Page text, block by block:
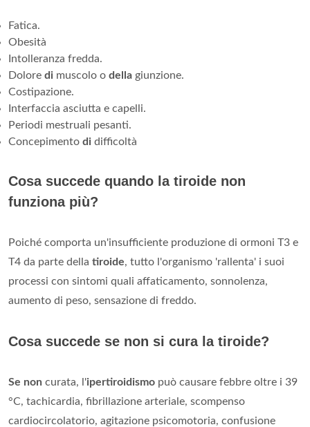
Fatica.
Obesità
Intolleranza fredda.
Dolore di muscolo o della giunzione.
Costipazione.
Interfaccia asciutta e capelli.
Periodi mestruali pesanti.
Concepimento di difficoltà
Cosa succede quando la tiroide non
funziona più?
Poiché comporta un'insufficiente produzione di ormoni T3 e
T4 da parte della tiroide, tutto l'organismo 'rallenta' i suoi
processi con sintomi quali affaticamento, sonnolenza,
aumento di peso, sensazione di freddo.
Cosa succede se non si cura la tiroide?
Se non curata, l'ipertiroidismo può causare febbre oltre i 39
°C, tachicardia, fibrillazione arteriale, scompenso
cardiocircolatorio, agitazione psicomotoria, confusione